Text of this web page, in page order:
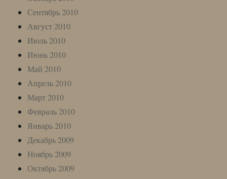
Сентябрь 2010
Август 2010
Июль 2010
Июнь 2010
Май 2010
Апрель 2010
Март 2010
Февраль 2010
Январь 2010
Декабрь 2009
Ноябрь 2009
Октябрь 2009